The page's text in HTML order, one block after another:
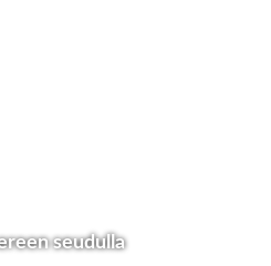
seudulla